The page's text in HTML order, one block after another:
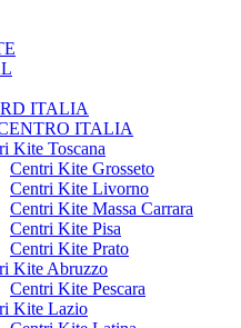
ITALIA
ITALIA
Kite Toscana
Centri Kite Grosseto
Centri Kite Livorno
Centri Kite Massa Carrara
Centri Kite Pisa
Centri Kite Prato
Kite Abruzzo
Centri Kite Pescara
Kite Lazio